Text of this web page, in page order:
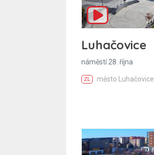
Luhačovice
náměstí 28. října
ZL město Luhačovice